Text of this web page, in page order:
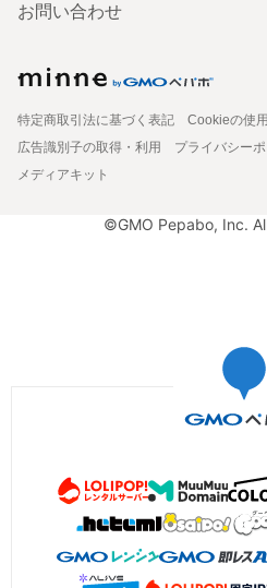
お問い合わせ
特定商取引法に基づく表記
Cookieの使
広告識別子の取得・利用
プライバシー
メディアキット
©GMO Pepabo, Inc.